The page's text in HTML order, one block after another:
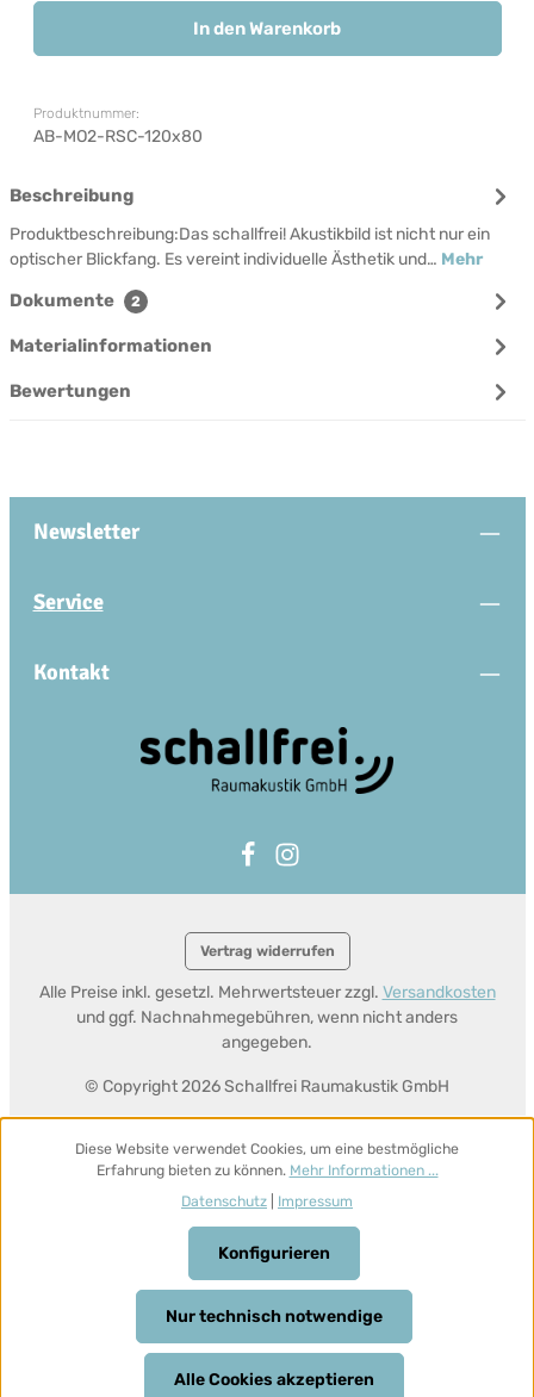
In den Warenkorb
Produktnummer:
AB-MO2-RSC-120x80
Beschreibung
Produktbeschreibung:Das schallfrei! Akustikbild ist nicht nur ein
optischer Blickfang. Es vereint individuelle Ästhetik und… Mehr
Dokumente 2
Materialinformationen
Bewertungen
Newsletter
Service
Kontakt
Vertrag widerrufen
© Copyright 2026 Schallfrei Raumakustik GmbH
Alle Preise inkl. gesetzl. Mehrwertsteuer zzgl. Versandkosten
und ggf. Nachnahmegebühren, wenn nicht anders
angegeben.
Diese Website verwendet Cookies, um eine bestmögliche
Erfahrung bieten zu können. Mehr Informationen ...
Datenschutz
Impressum
Nur technisch notwendige
Konfigurieren
Alle Cookies akzeptieren